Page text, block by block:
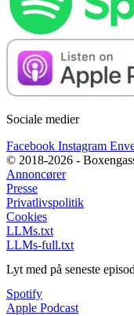
Sociale medier
Facebook Instagram
© 2018-2026 -
Annoncører
Presse
Privatlivspolitik
Cookies
LLMs.txt
LLMs-full.txt
Lyt med på seneste
Spotify
Apple Podcast